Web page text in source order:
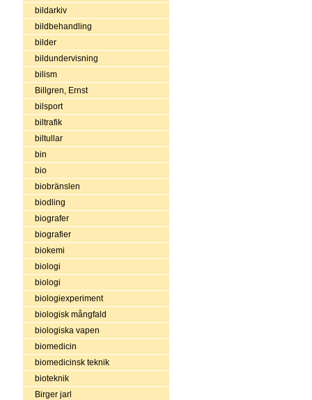
bildarkiv
bildbehandling
bilder
bildundervisning
bilism
Billgren, Ernst
bilsport
biltrafik
biltullar
bin
bio
biobränslen
biodling
biografer
biografier
biokemi
biologi
biologi
biologiexperiment
biologisk mångfald
biologiska vapen
biomedicin
biomedicinsk teknik
bioteknik
Birger jarl